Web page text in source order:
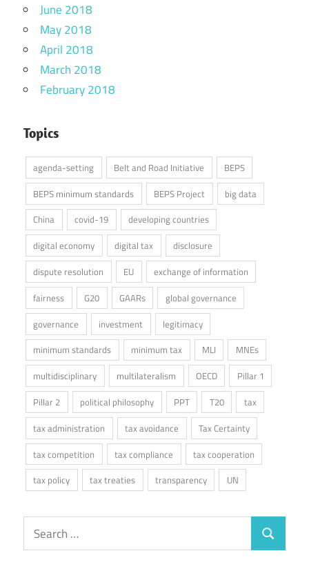
June 2018
May 2018
April 2018
March 2018
February 2018
Topics
agenda-setting Belt and Road Initiative
BEPS
BEPS minimum standards
BEPS Project
big data
China
covid-19
developing countries
digital economy
digital tax
disclosure
dispute resolution
EU
exchange of information
fairness
G20 GAARs
global governance
governance
investment
legitimacy
minimum standards
minimum tax MLI
MNEs
multidisciplinary
multilateralism OECD
Pillar 1
Pillar 2
political philosophy PPT T20
tax
tax administration
tax avoidance
Tax Certainty
tax competition
tax compliance
tax cooperation
tax policy
tax treaties transparency UN
Search
for:
Search